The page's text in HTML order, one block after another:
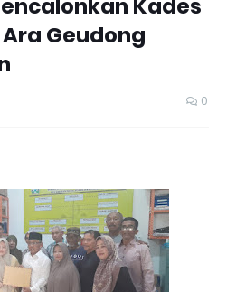
Kades
Geudong
0